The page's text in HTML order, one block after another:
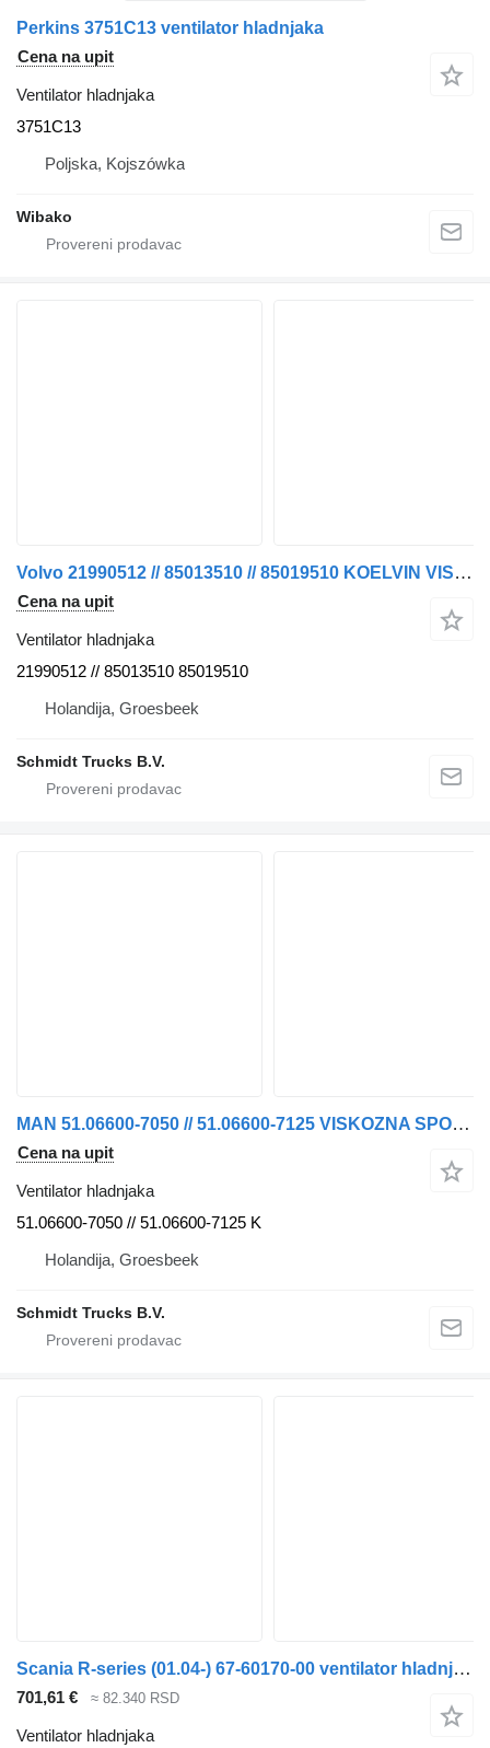
Perkins 3751C13 ventilator hladnjaka
Cena na upit
Ventilator hladnjaka
3751C13
Poljska, Kojszówka
Wibako
Volvo 21990512 // 85013510 // 85019510 KOELVIN VISCOOSKOPPELING 330 MO ventilator hladnjaka za kamiona
Cena na upit
Ventilator hladnjaka
21990512 // 85013510 85019510
Holandija, Groesbeek
Schmidt Trucks B.V.
MAN 51.06600-7050 // 51.06600-7125 VISKOZNA SPOЈNITsA VENTILATORA ZA HLAЂEЊE 18.460 E ventilator hladnjaka za kamiona
Cena na upit
Ventilator hladnjaka
51.06600-7050 // 51.06600-7125 K
Holandija, Groesbeek
Schmidt Trucks B.V.
Scania R-series (01.04-) 67-60170-00 ventilator hladnjaka za Scania P,G,R,T-series (2004-2017) tegljača
701,61 € ≈ 82.340 RSD
Ventilator hladnjaka